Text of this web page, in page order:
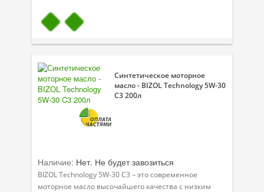
Синтетическое моторное
масло - BIZOL Technology 5W-30
C3 200л
Наличие: Нет. Не будет завозиться
BIZOL Technology 5W-30 C3 – это современное
моторное масло высочайшего качества с низким